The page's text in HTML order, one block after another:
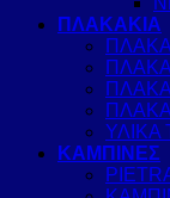
ΠΛΑΚΑΚΙΑ
ΚΑΜΠΙΝΕΣ